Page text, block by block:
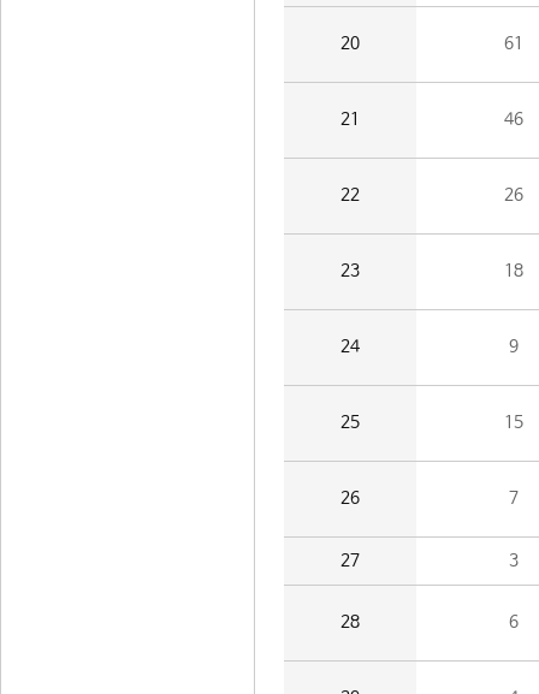
20 61
21 46
22 26
23 18
24 9
25 15
26 7
27 3
28 6